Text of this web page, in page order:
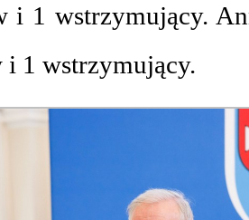
i 1 wstrzymujący.
i 1 wstrzymujący.